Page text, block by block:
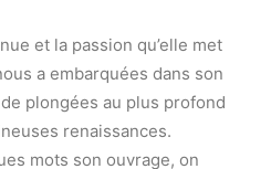
et la passion qu’elle met
a embarquées dans son
plongées au plus profond
renaissances.
mots son ouvrage, on